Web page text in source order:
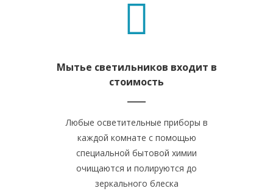
Мытье светильников входит в
стоимость
Любые осветительные приборы в
каждой комнате с помощью
специальной бытовой химии
очищаются и полируются до
зеркального блеска